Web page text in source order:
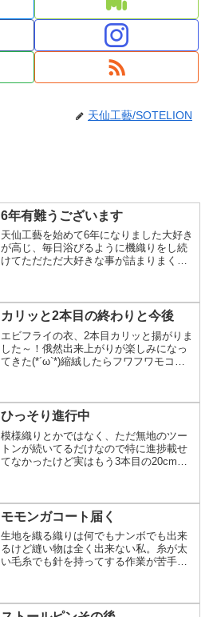
天仙工藝/SOTELION
6年有難うございます
天仙工藝を始めて6年になりました大好き
が高じ、毎日浴びるように機織りをし続
けてただただ大好きな事が詰まりまくっ
ら躓いたり辛い思いをしたりは当たり前
な中機織りを始めて...
カリッと2本目の終わりと今後
エビフライの衣、2本目カリッと揚がりま
した～！俄然出来上がりが楽しみになっ
てきた(*´ω`*)縮絨したらフワフワモコモ
みたい！！予定通り上手く尻尾とドッキ
ング出来る...
ひっそり進行中
模様織りとかではなく、ただ無地のツー
トンが続いてるだけなので特に進捗載せ
てなかったけど実はもう3本目の20cmあ
日でラス...
モモンガコート届く
生地を織る織りは何でもナンボでも出来
るけど縫い物は全く出来ない私。糸が太
い毛糸でも針を持ってする作業が苦手で
縫いは、ガチのプロ「帯の仕立て にし
お」の優さんにお願いし...